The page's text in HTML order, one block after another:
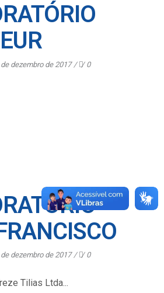
de dezembro de 2017 0
de dezembro de 2017 0
Tilias Ltda